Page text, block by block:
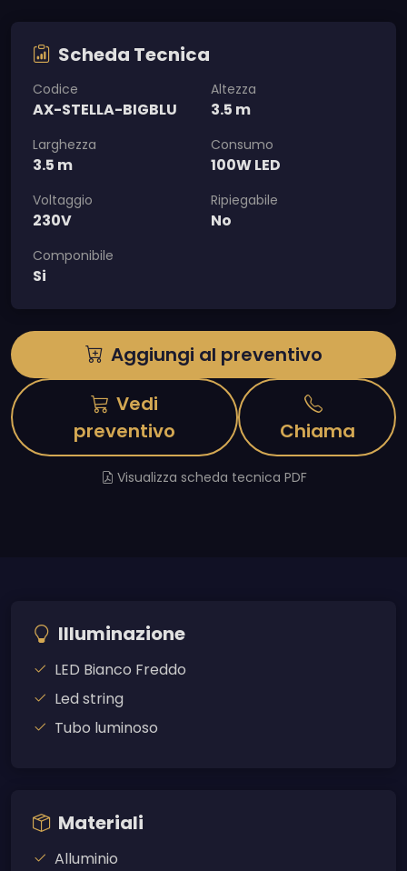
Scheda Tecnica
Codice
AX-STELLA-BIGBLU
Altezza
3.5 m
Larghezza
3.5 m
Consumo
100W LED
Voltaggio
230V
Ripiegabile
No
Componibile
Si
Aggiungi al preventivo
Vedi
preventivo
Chiama
Visualizza scheda tecnica PDF
Illuminazione
LED Bianco Freddo
Led string
Tubo luminoso
Materiali
Alluminio